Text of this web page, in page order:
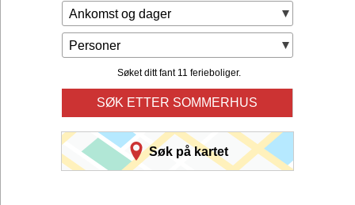
Ankomst og dager
Personer
Søket ditt fant 11 ferieboliger.
SØK ETTER SOMMERHUS
Søk på kartet